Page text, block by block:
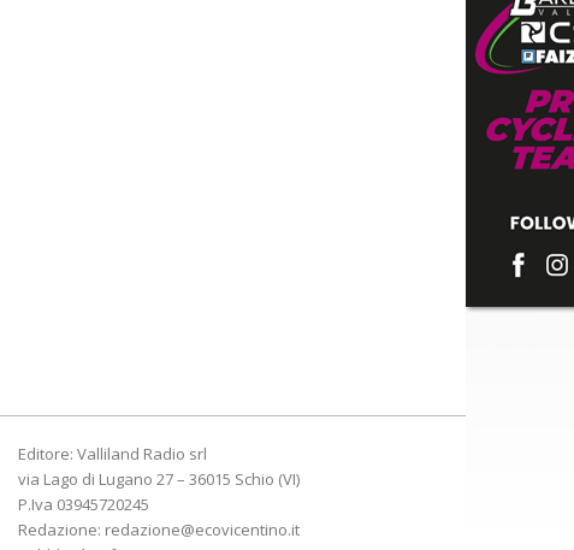
Editore: Valliland Radio srl
via Lago di Lugano 27 – 36015 Schio (VI)
P.Iva 03945720245
Redazione: redazione@ecovicentino.it